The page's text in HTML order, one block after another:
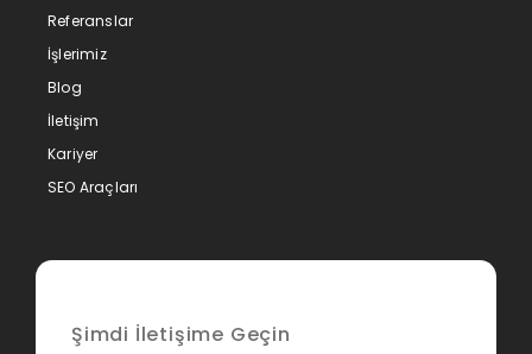
Referanslar
İşlerimiz
Blog
İletişim
Kariyer
SEO Araçları
Şimdi İletişime Geçin